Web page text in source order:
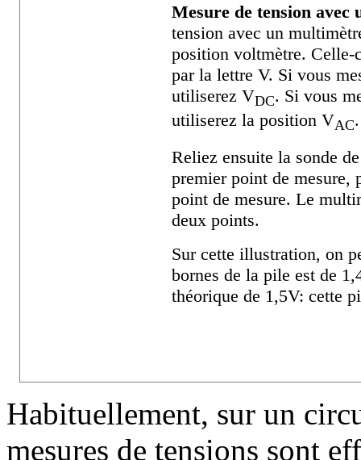
Mesure de tension avec
tension avec un
position voltmètre. Celle-
par la lettre V. Si vous
utiliserez VDC. Si vous
utiliserez la position VAC.
Reliez ensuite la sonde
premier point de mesure,
point de mesure. Le
deux points.
Sur cette illustration, on
bornes de la pile est de
théorique de 1,5V: cette
Habituellement, sur un
mesures de tensions sont